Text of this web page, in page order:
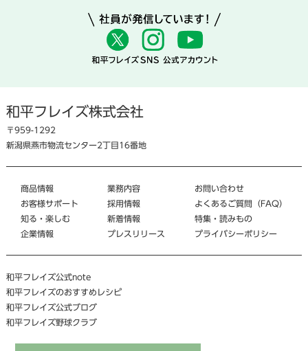
和平フレイズ株式会社
〒959-1292
新潟県燕市物流センター2丁目16番地
商品情報
お客様サポート
知る・楽しむ
企業情報
業務内容
採用情報
新着情報
プレスリリース
お問い合わせ
よくあるご質問（FAQ）
特集・読みもの
プライバシーポリシー
和平フレイズ公式note
和平フレイズのおすすめレシピ
和平フレイズ公式ブログ
和平フレイズ野球クラブ